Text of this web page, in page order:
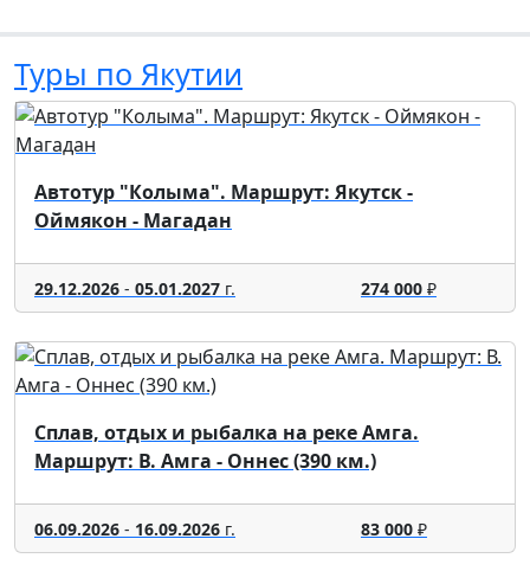
Туры по Якутии
Автотур "Колыма". Маршрут: Якутск -
Оймякон - Магадан
29.12.2026 - 05.01.2027 г. 274 000₽
Сплав, отдых и рыбалка на реке Амга.
Маршрут: В. Амга - Оннес (390 км.)
06.09.2026 - 16.09.2026 г. 83 000₽